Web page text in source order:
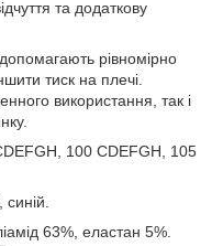
та додаткову
рівномірно
тиск на плечі.
використання, так і
100 CDEFGH, 105
63%, еластан 5%.